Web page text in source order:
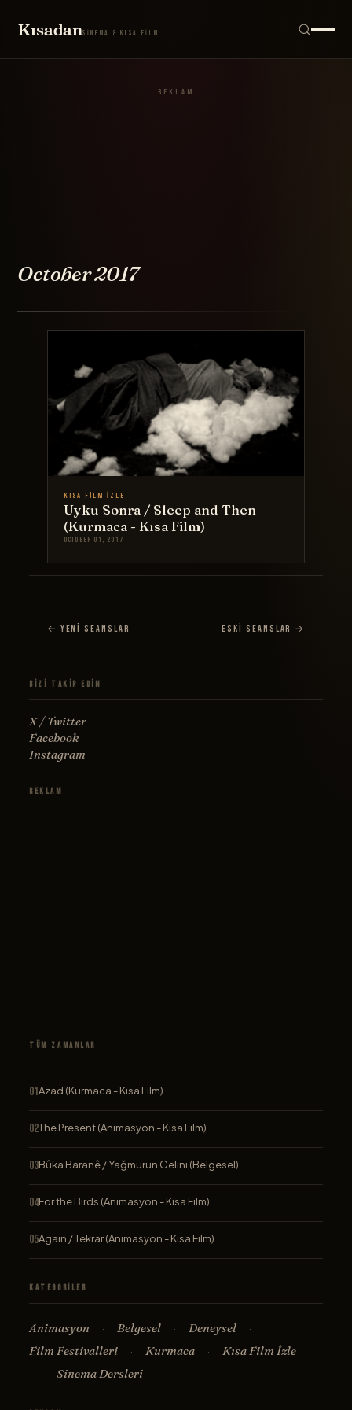
KısadanSİNEMA & KISA FİLM
Film,
REKLAM
October 2017
Kısa Film İzle
Uyku Sonra / Sleep and Then
(Kurmaca - Kısa Film)
October 01, 2017
← Yeni Seanslar Eski Seanslar →
Bizi Takip Edin
X / Twitter
Facebook
Instagram
Reklam
Tüm Zamanlar
Azad (Kurmaca - Kısa Film)
The Present (Animasyon - Kısa Film)
Bûka Baranê / Yağmurun Gelini (Belgesel)
For the Birds (Animasyon - Kısa Film)
Again / Tekrar (Animasyon - Kısa Film)
Kategoriler
Animasyon · Belgesel · Deneysel ·
Film Festivalleri · Kurmaca · Kısa Film İzle
· Sinema Dersleri ·